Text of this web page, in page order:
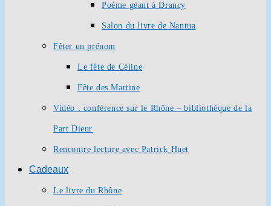
Poème géant à Drancy
Salon du livre de Nantua
Fêter un prénom
Le fête de Céline
Fête des Martine
Vidéo : conférence sur le Rhône – bibliothèque de la
Part Dieur
Rencontre lecture avec Patrick Huet
Cadeaux
Le livre du Rhône